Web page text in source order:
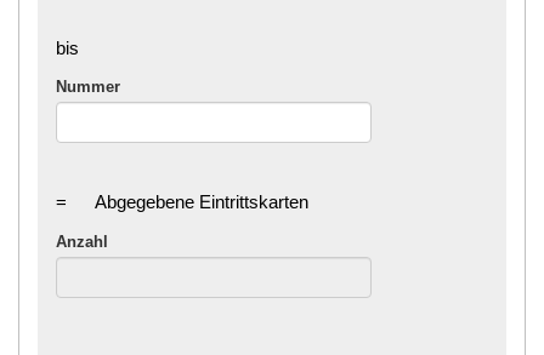
bis
Nummer
= Abgegebene Eintrittskarten
Anzahl